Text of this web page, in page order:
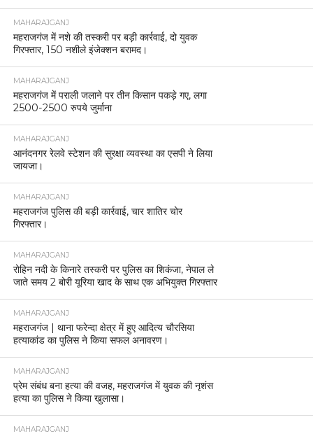
MAHARAJGANJ
महराजगंज में नशे की तस्करी पर बड़ी कार्रवाई, दो युवक
गिरफ्तार, 150 नशीले इंजेक्शन बरामद।
MAHARAJGANJ
महराजगंज में पराली जलाने पर तीन किसान पकड़े गए, लगा
2500-2500 रुपये जुर्माना
MAHARAJGANJ
आनंदनगर रेलवे स्टेशन की सुरक्षा व्यवस्था का एसपी ने लिया
जायजा।
MAHARAJGANJ
महराजगंज पुलिस की बड़ी कार्रवाई, चार शातिर चोर
गिरफ्तार।
MAHARAJGANJ
रोहिन नदी के किनारे तस्करी पर पुलिस का शिकंजा, नेपाल ले
जाते समय 2 बोरी यूरिया खाद के साथ एक अभियुक्त गिरफ्तार
MAHARAJGANJ
महराजगंज | थाना फरेन्दा क्षेत्र में हुए आदित्य चौरसिया
हत्याकांड का पुलिस ने किया सफल अनावरण।
MAHARAJGANJ
प्रेम संबंध बना हत्या की वजह, महराजगंज में युवक की नृशंस
हत्या का पुलिस ने किया खुलासा।
MAHARAJGANJ